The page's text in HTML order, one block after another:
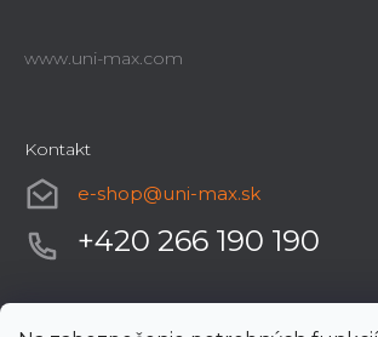
www.uni-max.com
Kontakt
e-shop@uni-max.sk
+420 266 190 190